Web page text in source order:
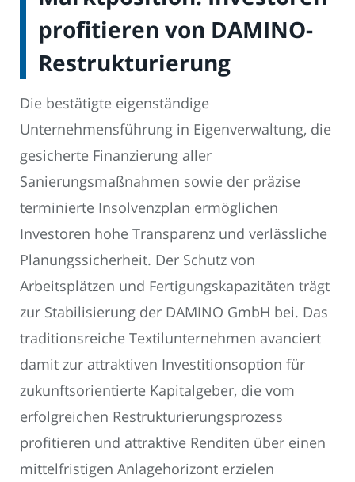
profitieren von DAMINO-
Restrukturierung
Die bestätigte eigenständige
Unternehmensführung in Eigenverwaltung, die
gesicherte Finanzierung aller
Sanierungsmaßnahmen sowie der präzise
terminierte Insolvenzplan ermöglichen
Investoren hohe Transparenz und verlässliche
Planungssicherheit. Der Schutz von
Arbeitsplätzen und Fertigungskapazitäten trägt
zur Stabilisierung der DAMINO GmbH bei. Das
traditionsreiche Textilunternehmen avanciert
damit zur attraktiven Investitionsoption für
zukunftsorientierte Kapitalgeber, die vom
erfolgreichen Restrukturierungsprozess
profitieren und attraktive Renditen über einen
mittelfristigen Anlagehorizont erzielen